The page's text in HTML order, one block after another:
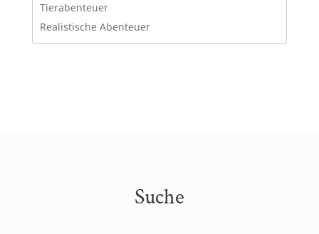
Tierabenteuer
Realistische Abenteuer
Suche